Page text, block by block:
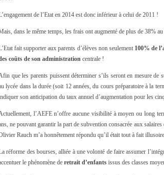
de l’Etat en 2014 est donc inférieur à celui de 2011 !
dans le même temps, les frais ont augmenté de plus de 38%
fait supporter aux parents d’élèves non seulement 100% de
coûts de son administration centrale !
que les parents puissent déterminer s’ils seront en mesure de
lycée dans la durée (soit 12 années, du cours préparatoire à la
son anticipation du taux annuel d’augmentation pour les
l’AEFE n’offre aucune visibilité à moyen ou long
ne pouvant garantir la part de subvention consacrée aux
Rauch m’a honnêtement répondu qu’il était tout à fait
réforme des bourses, alliée à une volonté de faire assumer
le phénomène de retrait d’enfants issus des classes